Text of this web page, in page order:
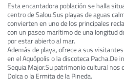
Esta encantadora población se halla
centro de Salou.Sus playas de aguas
convierten en uno de los principales
con un paseo marítimo de una longitud
por estar abierto al mar.
Además de playa, ofrece a sus
en el Aquópolis o la discoteca Pacha.De
Sequia Major.Su patrimonio cultural nos
Dolca o la Ermita de la Pineda.